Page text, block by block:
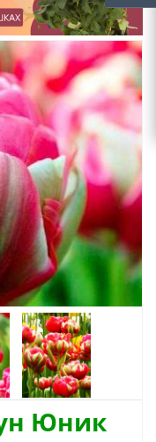
Юник